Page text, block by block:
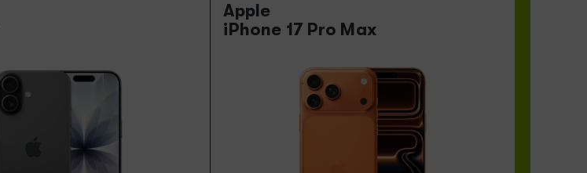
Apple
iPhone 17 Pro Max